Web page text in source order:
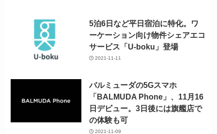
5泊6日など平日宿泊に特化。ワ
ーケーション向け物件シェアエコ
サービス「U-boku」登場
2021-11-11
バルミューダの5Gスマホ
「BALMUDA Phone」、11月16
日デビュー。3日後には旗艦店で
の体験も可
2021-11-09